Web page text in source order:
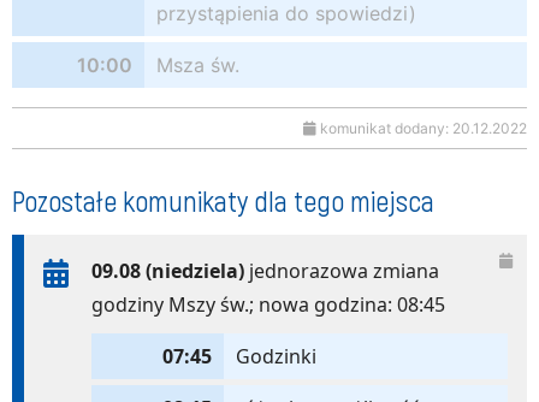
przystąpienia do spowiedzi)
10:00 Msza św.
komunikat dodany: 20.12.2022
Pozostałe komunikaty dla tego miejsca
09.08 (niedziela)jednorazowa zmiana
godziny Mszy św.; nowa godzina: 08:45
07:45
Godzinki